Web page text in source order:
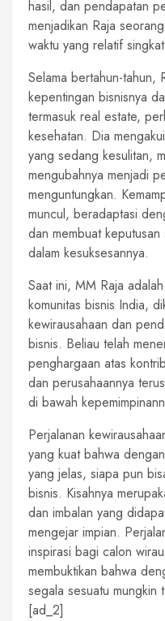
hasil, dan pendapatan
menjadikan Raja
waktu yang relatif
Selama bertahun-tahun,
kepentingan bisnisnya
termasuk real estate,
kesehatan. Dia
yang sedang kesulitan,
mengubahnya menjadi
menguntungkan.
muncul, beradaptasi
dan membuat
dalam kesuksesannya.
Saat ini, MM Raja
komunitas bisnis India,
kewirausahaan dan
bisnis. Beliau telah
penghargaan atas
dan perusahaannya
di bawah
Perjalanan
yang kuat bahwa
yang jelas, siapa pun
bisnis. Kisahnya
dan imbalan yang
mengejar impian.
inspirasi bagi calon
membuktikan bahwa
segala sesuatu mungkin
[ad_2]